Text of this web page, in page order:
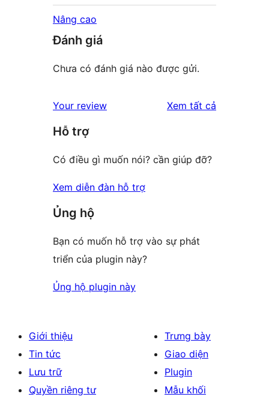
Nâng cao
Đánh giá
Chưa có đánh giá nào được gửi.
Your review Xem tất cả
Hỗ trợ
Có điều gì muốn nói? cần giúp đỡ?
Xem diễn đàn hỗ trợ
Ủng hộ
Bạn có muốn hỗ trợ vào sự phát
triển của plugin này?
Ủng hộ plugin này
Giới thiệu
Tin tức
Lưu trữ
Quyền riêng tư
Trưng bày
Giao diện
Plugin
Mẫu khối